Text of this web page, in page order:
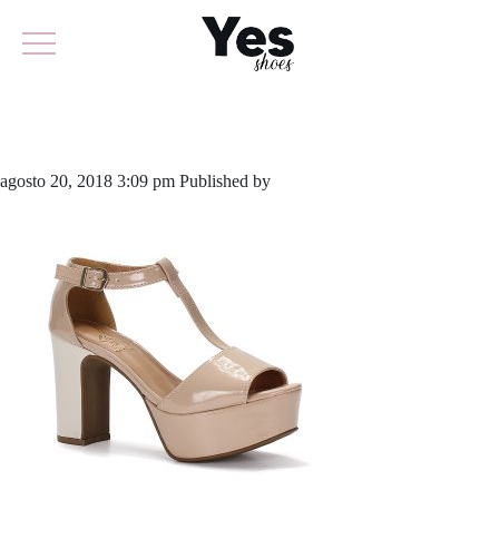
agosto 20, 2018 3:09 pm Published by